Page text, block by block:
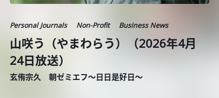
Personal Journals Non-Profit Business News
山咲う（やまわらう）（2026年4月
24日放送）
玄侑宗久 朝ゼミエフ～日日是好日～